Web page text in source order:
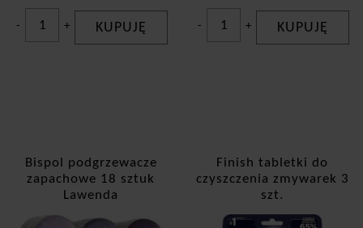
- + KUPUJĘ - + KUPUJĘ
Bispol podgrzewacze
zapachowe 18 sztuk
Lawenda
Finish tabletki do
czyszczenia zmywarek 3
szt.